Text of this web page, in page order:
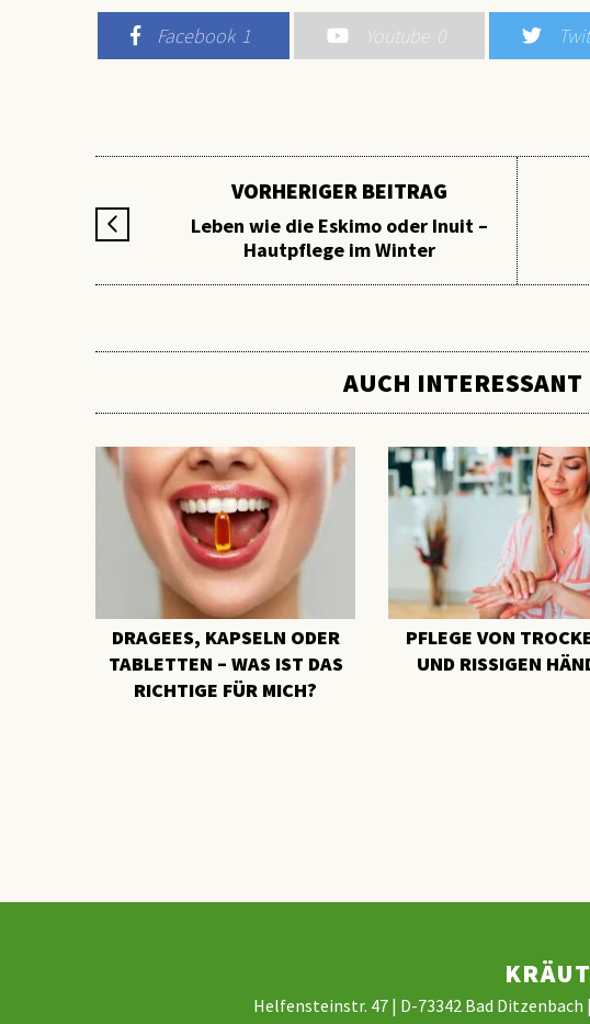
Facebook 1 Youtube 0
VORHERIGER BEITRAG
Leben wie die Eskimo oder Inuit –
Hautpflege im Winter
AUCH INTERESSANT
DRAGEES, KAPSELN ODER
TABLETTEN – WAS IST DAS
RICHTIGE FÜR MICH?
PFLEGE VON
UND RISSIGEN
Helfensteinstr. 47 | D-73342 Bad Ditzenbach